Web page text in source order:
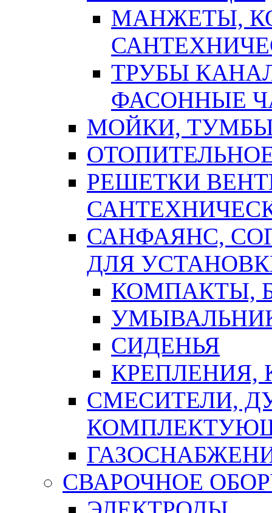
МАНЖЕТЫ,
ТРУБЫ
ФАСОННЫЕ
МОЙКИ,
РЕШЕТКИ
САНФАЯНС,
ДЛЯ
КОМПАКТЫ,
СИДЕНЬЯ
СМЕСИТЕЛИ,
СВАРОЧНОЕ